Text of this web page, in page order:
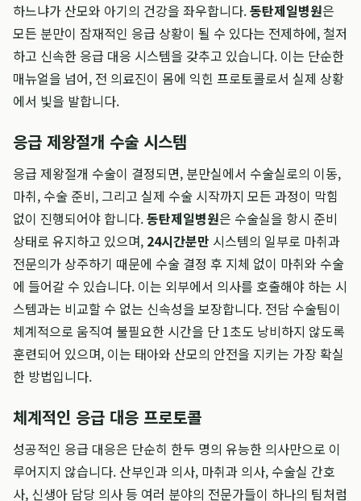
하느냐가 산모와 아기의 건강을 좌우합니다.동탄제일병원은
모든 분만이 잠재적인 응급 상황이 될 수 있다는 전제하에, 철저
하고 신속한 응급 대응 시스템을 갖추고 있습니다. 이는 단순한
매뉴얼을 넘어, 전 의료진이 몸에 익힌 프로토콜로서 실제 상황
에서 빛을 발합니다.
응급 제왕절개 수술 시스템
응급 제왕절개 수술이 결정되면, 분만실에서 수술실로의 이동,
마취, 수술 준비, 그리고 실제 수술 시작까지 모든 과정이 막힘
없이 진행되어야 합니다.동탄제일병원은 수술실을 항시 준비
상태로 유지하고 있으며, 24시간분만 시스템의 일부로 마취과
전문의가 상주하기 때문에 수술 결정 후 지체 없이 마취와 수술
에 들어갈 수 있습니다. 이는 외부에서 의사를 호출해야 하는 시
스템과는 비교할 수 없는 신속성을 보장합니다. 전담 수술팀이
체계적으로 움직여 불필요한 시간을 단 1초도 낭비하지 않도록
훈련되어 있으며, 이는 태아와 산모의 안전을 지키는 가장 확실
한 방법입니다.
체계적인 응급 대응 프로토콜
성공적인 응급 대응은 단순히 한두 명의 유능한 의사만으로 이
루어지지 않습니다. 산부인과 의사, 마취과 의사, 수술실 간호
사, 신생아 담당 의사 등 여러 분야의 전문가들이 하나의 팀처럼